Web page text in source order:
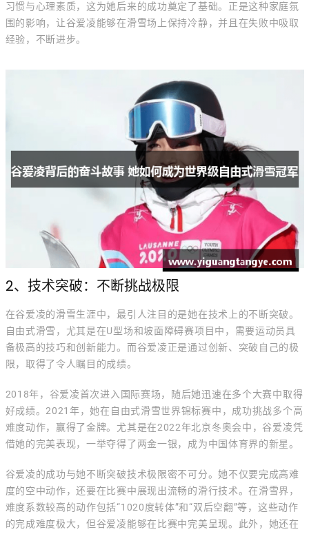
习惯与心理素质，这为她后来的成功奠定了基础。正是这种家庭氛
围的影响，让谷爱凌能够在滑雪场上保持冷静，并且在失败中吸取
经验，不断进步。
2、技术突破：不断挑战极限
在谷爱凌的滑雪生涯中，最引人注目的是她在技术上的不断突破。
自由式滑雪，尤其是在U型场和坡面障碍赛项目中，需要运动员具
备极高的技巧和创新能力。而谷爱凌正是通过创新、突破自己的极
限，取得了令人瞩目的成绩。
2018年，谷爱凌首次进入国际赛场，随后她迅速在多个大赛中取得
好成绩。2021年，她在自由式滑雪世界锦标赛中，成功挑战多个高
难度动作，赢得了金牌。尤其是在2022年北京冬奥会中，谷爱凌凭
借她的完美表现，一举夺得了两金一银，成为中国体育界的新星。
谷爱凌的成功与她不断突破技术极限密不可分。她不仅要完成高难
度的空中动作，还要在比赛中展现出流畅的滑行技术。在滑雪界，
难度系数较高的动作包括“1020度转体”和“双后空翻”等，这些动作
的完成难度极大，但谷爱凌能够在比赛中完美呈现。此外，她还在